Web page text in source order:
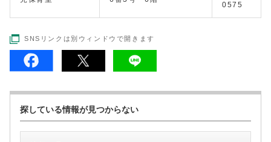
0575
SNSリンクは別ウィンドウで開きます
探している情報が見つからない